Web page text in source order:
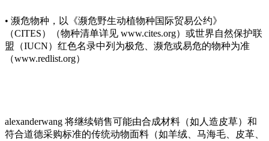
• 濒危物种，以《濒危野生动植物种国际贸易公约》
（CITES）（物种清单详见 www.cites.org）或世界自然保护联
盟（IUCN）红色名录中列为极危、濒危或易危的物种为准
（www.redlist.org）
alexanderwang 将继续销售可能由合成材料（如人造皮草）和
符合道德采购标准的传统动物面料（如羊绒、马海毛、皮革、